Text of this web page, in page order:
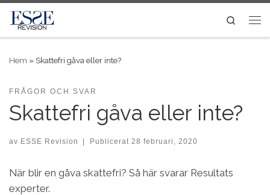
Skip to content
Search
Hem » Skattefri gåva eller inte?
FRÅGOR OCH SVAR
Skattefri gåva eller inte?
av ESSE Revision Publicerat 28 februari, 2020
När blir en gåva skattefri? Så här svarar Resultats
experter.